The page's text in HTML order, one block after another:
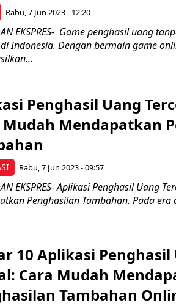
Rabu, 7 Jun 2023 - 12:20
EKSPRES- Game penghasil uang
Indonesia. Dengan bermain game
Penghasil Uang
Mudah Mendapatkan
Rabu, 7 Jun 2023 - 09:57
EKSPRES- Aplikasi Penghasil Uang
Penghasilan Tambahan. Pada
10 Aplikasi Penghasil
Cara Mudah
Tambahan